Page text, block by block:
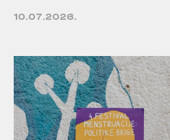
10.07.2026.